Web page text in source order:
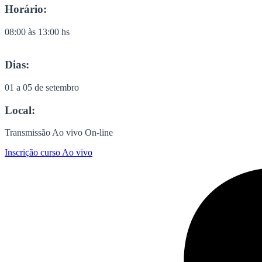
Horário:
08:00 às 13:00 hs
Dias:
01 a 05 de setembro
Local:
Transmissão Ao vivo On-line
Inscrição curso Ao vivo